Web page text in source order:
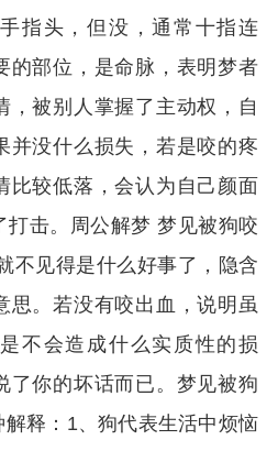
指头，但没，通常十指连
的部位，是命脉，表明梦者
，被别人掌握了主动权，自
并没什么损失，若是咬的疼
比较低落，会认为自己颜面
打击。周公解梦 梦见被狗咬
不见得是什么好事了，隐含
思。若没有咬出血，说明虽
不会造成什么实质性的损
了你的坏话而已。梦见被狗
释：1、狗代表生活中烦恼